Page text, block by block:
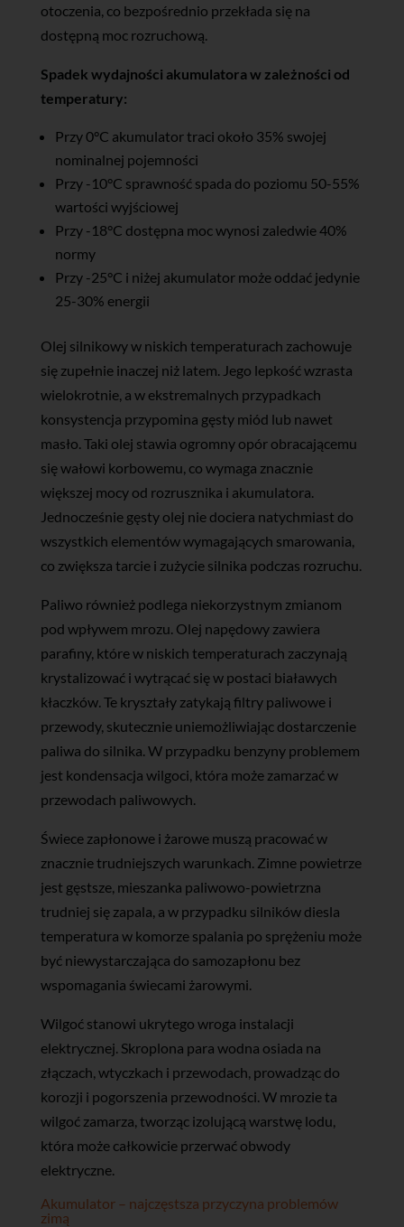
otoczenia, co bezpośrednio przekłada się na
dostępną moc rozruchową.
Spadek wydajności akumulatora w zależności od
temperatury:
Przy 0°C akumulator traci około 35% swojej
nominalnej pojemności
Przy -10°C sprawność spada do poziomu 50-55%
wartości wyjściowej
Przy -18°C dostępna moc wynosi zaledwie 40%
normy
Przy -25°C i niżej akumulator może oddać jedynie
25-30% energii
Olej silnikowy w niskich temperaturach zachowuje
się zupełnie inaczej niż latem. Jego lepkość wzrasta
wielokrotnie, a w ekstremalnych przypadkach
konsystencja przypomina gęsty miód lub nawet
masło. Taki olej stawia ogromny opór obracającemu
się wałowi korbowemu, co wymaga znacznie
większej mocy od rozrusznika i akumulatora.
Jednocześnie gęsty olej nie dociera natychmiast do
wszystkich elementów wymagających smarowania,
co zwiększa tarcie i zużycie silnika podczas rozruchu.
Paliwo również podlega niekorzystnym zmianom
pod wpływem mrozu. Olej napędowy zawiera
parafiny, które w niskich temperaturach zaczynają
krystalizować i wytrącać się w postaci białawych
kłaczków. Te kryształy zatykają filtry paliwowe i
przewody, skutecznie uniemożliwiając dostarczenie
paliwa do silnika. W przypadku benzyny problemem
jest kondensacja wilgoci, która może zamarzać w
przewodach paliwowych.
Świece zapłonowe i żarowe muszą pracować w
znacznie trudniejszych warunkach. Zimne powietrze
jest gęstsze, mieszanka paliwowo-powietrzna
trudniej się zapala, a w przypadku silników diesla
temperatura w komorze spalania po sprężeniu może
być niewystarczająca do samozapłonu bez
wspomagania świecami żarowymi.
Wilgoć stanowi ukrytego wroga instalacji
elektrycznej. Skroplona para wodna osiada na
złączach, wtyczkach i przewodach, prowadząc do
korozji i pogorszenia przewodności. W mrozie ta
wilgoć zamarza, tworząc izolującą warstwę lodu,
która może całkowicie przerwać obwody
elektryczne.
Akumulator – najczęstsza przyczyna problemów
zimą